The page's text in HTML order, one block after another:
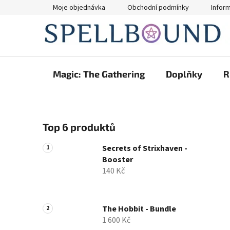
Moje objednávka Obchodní podmínky
Magic: The Gathering Doplňky
o
s
t
n
Top 6 produktů
Secrets of Strixhaven -
Booster
140 Kč
The Hobbit - Bundle
1 600 Kč